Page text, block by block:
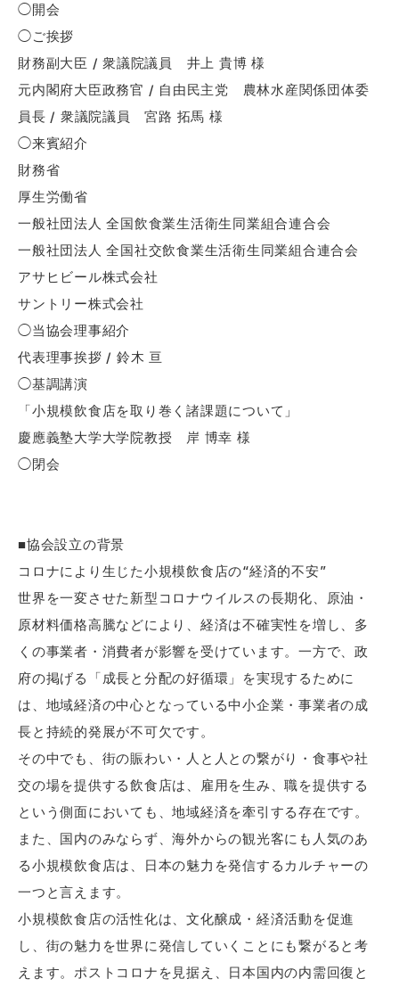
◯開会
◯ご挨拶
財務副大臣 / 衆議院議員 井上 貴博 様
元内閣府大臣政務官 / 自由民主党 農林水産関係団体委
員長 / 衆議院議員 宮路 拓馬 様
◯来賓紹介
財務省
厚生労働省
一般社団法人 全国飲食業生活衛生同業組合連合会
一般社団法人 全国社交飲食業生活衛生同業組合連合会
アサヒビール株式会社
サントリー株式会社
◯当協会理事紹介
代表理事挨拶 / 鈴木 亘
◯基調講演
「小規模飲食店を取り巻く諸課題について」
慶應義塾大学大学院教授 岸 博幸 様
◯閉会
■協会設立の背景
コロナにより⽣じた⼩規模飲⾷店の“経済的不安”
世界を⼀変させた新型コロナウイルスの⻑期化、原油・
原材料価格⾼騰などにより、経済は不確実性を増し、多
くの事業者・消費者が影響を受けています。⼀⽅で、政
府の掲げる「成⻑と分配の好循環」を実現するために
は、地域経済の中⼼となっている中⼩企業・事業者の成
⻑と持続的発展が不可⽋です。
その中でも、街の賑わい・⼈と⼈との繋がり・⾷事や社
交の場を提供する飲⾷店は、雇⽤を⽣み、職を提供する
という側⾯においても、地域経済を牽引する存在です。
また、国内のみならず、海外からの観光客にも⼈気のあ
る⼩規模飲⾷店は、⽇本の魅⼒を発信するカルチャーの
⼀つと⾔えます。
⼩規模飲⾷店の活性化は、⽂化醸成・経済活動を促進
し、街の魅⼒を世界に発信していくことにも繋がると考
えます。ポストコロナを⾒据え、⽇本国内の内需回復と